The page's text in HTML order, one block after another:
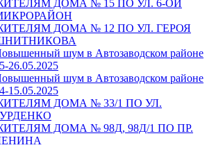
ДОМА № 15 ПО УЛ. 6-ОЙ
ДОМА № 12 ПО УЛ. ГЕРОЯ
шум в Автозаводском районе
26.05.2025
шум в Автозаводском районе
15.05.2025
ДОМА № 33/1 ПО УЛ.
ДОМА № 98Д, 98Д/1 ПО ПР.